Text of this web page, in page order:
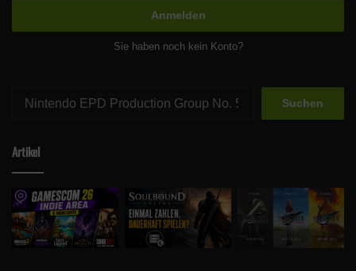
Anmelden
Sie haben noch kein Konto?
Artikel